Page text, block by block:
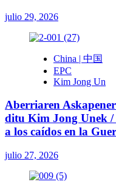
julio 29, 2026
China | 中国
EPC
Kim Jong Un
Aberriaren
ditu Kim Jong Unek
a los caídos en la
julio 27, 2026